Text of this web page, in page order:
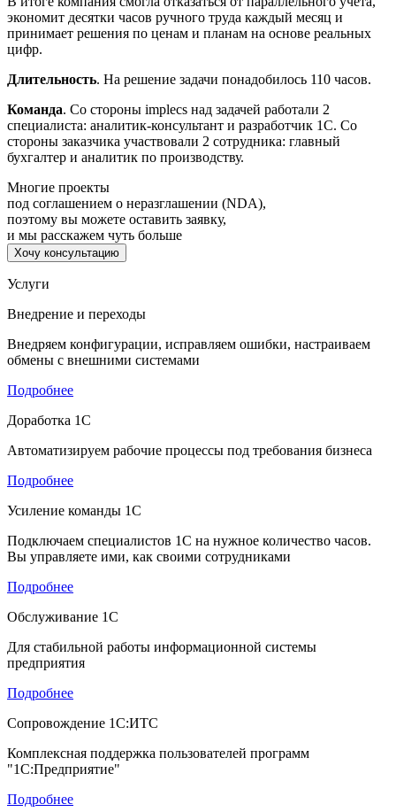
экономит десятки часов ручного труда каждый месяц и
принимает решения по ценам и планам на основе реальных
цифр.
Длительность. На решение задачи понадобилось 110 часов.
Команда. Со стороны implecs над задачей работали 2
специалиста: аналитик-консультант и разработчик 1С. Со
стороны заказчика участвовали 2 сотрудника: главный
бухгалтер и аналитик по производству.
Многие проекты
под соглашением о неразглашении (NDA),
поэтому вы можете оставить заявку,
и мы расскажем чуть больше
Хочу консультацию
Услуги
Внедрение и переходы
Внедряем конфигурации, исправляем ошибки, настраиваем
обмены с внешними системами
Подробнее
Доработка 1С
Автоматизируем рабочие процессы под требования бизнеса
Подробнее
Усиление команды 1С
Подключаем специалистов 1С на нужное количество часов.
Вы управляете ими, как своими сотрудниками
Подробнее
Обслуживание 1С
Для стабильной работы информационной системы
предприятия
Подробнее
Сопровождение 1С:ИТС
Комплексная поддержка пользователей программ
"1С:Предприятие"
Подробнее